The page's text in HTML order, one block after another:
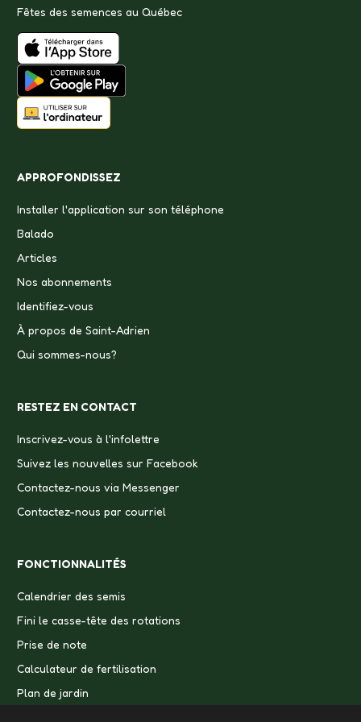
Fêtes des semences au Québec
APPROFONDISSEZ
Installer l'application sur son téléphone
Balado
Articles
Nos abonnements
Identifiez-vous
À propos de Saint-Adrien
Qui sommes-nous?
RESTEZ EN CONTACT
Inscrivez-vous à l'infolettre
Suivez les nouvelles sur Facebook
Contactez-nous via Messenger
Contactez-nous par courriel
FONCTIONNALITÉS
Calendrier des semis
Fini le casse-tête des rotations
Prise de note
Calculateur de fertilisation
Plan de jardin